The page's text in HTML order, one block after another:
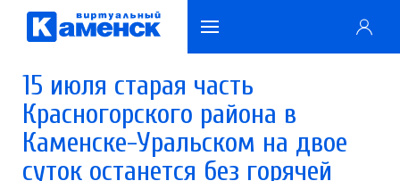
15 июля старая часть
Красногорского района в
Каменске-Уральском на двое
суток останется без горячей